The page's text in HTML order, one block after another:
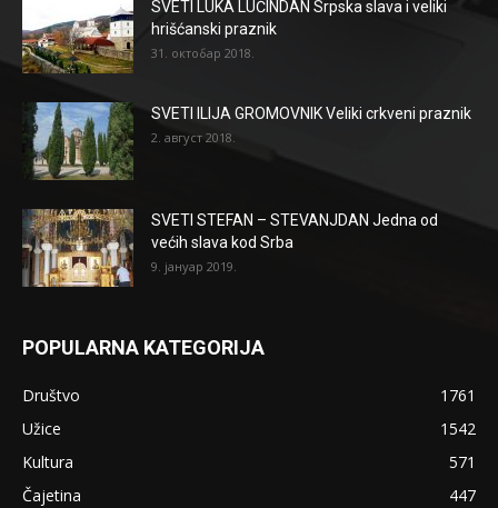
SVETI LUKA LUČINDAN Srpska slava i veliki
hrišćanski praznik
31. октобар 2018.
SVETI ILIJA GROMOVNIK Veliki crkveni praznik
2. август 2018.
SVETI STEFAN – STEVANJDAN Jedna od
većih slava kod Srba
9. јануар 2019.
POPULARNA KATEGORIJA
Društvo
1761
Užice
1542
Kultura
571
Čajetina
447